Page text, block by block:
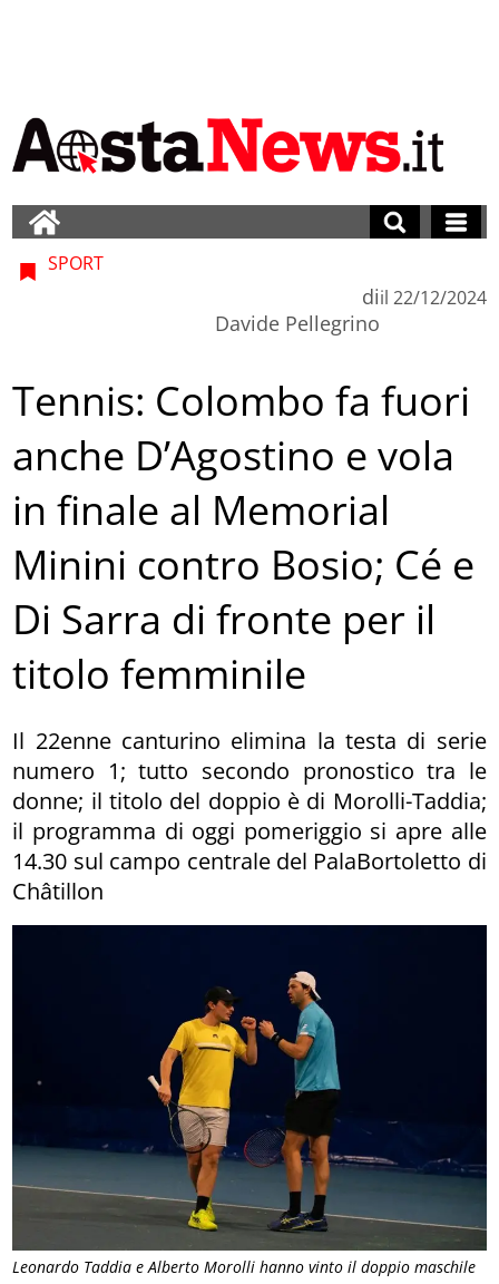
Leonardo Taddia e Alberto Morolli hanno vinto il doppio maschile
SPORT
di
Davide Pellegrino
il 22/12/2024
Tennis: Colombo fa fuori
anche D’Agostino e vola
in finale al Memorial
Minini contro Bosio; Cé e
Di Sarra di fronte per il
titolo femminile
Il 22enne canturino elimina la testa di serie
numero 1; tutto secondo pronostico tra le
donne; il titolo del doppio è di Morolli-Taddia;
il programma di oggi pomeriggio si apre alle
14.30 sul campo centrale del PalaBortoletto di
Châtillon